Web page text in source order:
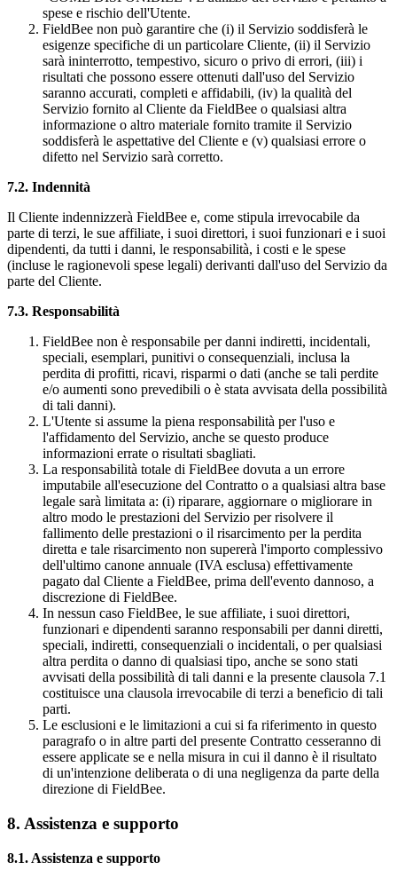
spese e rischio dell'Utente.
FieldBee non può garantire che (i) il Servizio soddisferà le
esigenze specifiche di un particolare Cliente, (ii) il Servizio
sarà ininterrotto, tempestivo, sicuro o privo di errori, (iii) i
risultati che possono essere ottenuti dall'uso del Servizio
saranno accurati, completi e affidabili, (iv) la qualità del
Servizio fornito al Cliente da FieldBee o qualsiasi altra
informazione o altro materiale fornito tramite il Servizio
soddisferà le aspettative del Cliente e (v) qualsiasi errore o
difetto nel Servizio sarà corretto.
7.2. Indennità
Il Cliente indennizzerà FieldBee e, come stipula irrevocabile da
parte di terzi, le sue affiliate, i suoi direttori, i suoi funzionari e i suoi
dipendenti, da tutti i danni, le responsabilità, i costi e le spese
(incluse le ragionevoli spese legali) derivanti dall'uso del Servizio da
parte del Cliente.
7.3. Responsabilità
FieldBee non è responsabile per danni indiretti, incidentali,
speciali, esemplari, punitivi o consequenziali, inclusa la
perdita di profitti, ricavi, risparmi o dati (anche se tali perdite
e/o aumenti sono prevedibili o è stata avvisata della possibilità
di tali danni).
L'Utente si assume la piena responsabilità per l'uso e
l'affidamento del Servizio, anche se questo produce
informazioni errate o risultati sbagliati.
La responsabilità totale di FieldBee dovuta a un errore
imputabile all'esecuzione del Contratto o a qualsiasi altra base
legale sarà limitata a: (i) riparare, aggiornare o migliorare in
altro modo le prestazioni del Servizio per risolvere il
fallimento delle prestazioni o il risarcimento per la perdita
diretta e tale risarcimento non supererà l'importo complessivo
dell'ultimo canone annuale (IVA esclusa) effettivamente
pagato dal Cliente a FieldBee, prima dell'evento dannoso, a
discrezione di FieldBee.
In nessun caso FieldBee, le sue affiliate, i suoi direttori,
funzionari e dipendenti saranno responsabili per danni diretti,
speciali, indiretti, consequenziali o incidentali, o per qualsiasi
altra perdita o danno di qualsiasi tipo, anche se sono stati
avvisati della possibilità di tali danni e la presente clausola 7.1
costituisce una clausola irrevocabile di terzi a beneficio di tali
parti.
Le esclusioni e le limitazioni a cui si fa riferimento in questo
paragrafo o in altre parti del presente Contratto cesseranno di
essere applicate se e nella misura in cui il danno è il risultato
di un'intenzione deliberata o di una negligenza da parte della
direzione di FieldBee.
8. Assistenza e supporto
8.1. Assistenza e supporto